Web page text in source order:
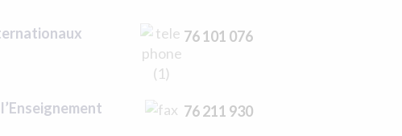
76 101 076
76 211 930